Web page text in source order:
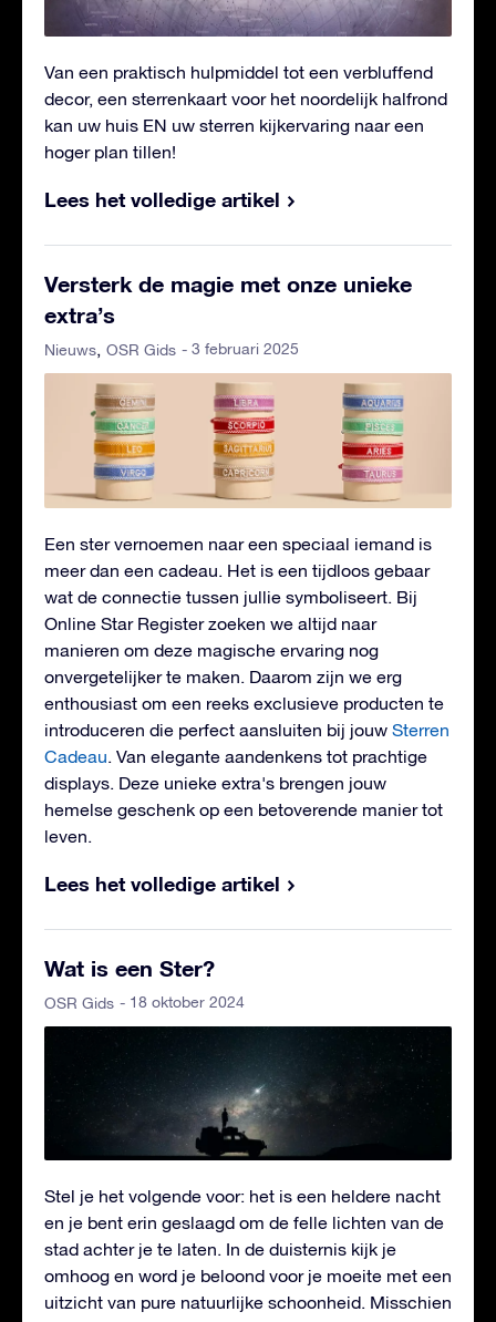
Van een praktisch hulpmiddel tot een verbluffend
decor, een sterrenkaart voor het noordelijk halfrond
kan uw huis EN uw sterren kijkervaring naar een
hoger plan tillen!
Lees het volledige artikel
Versterk de magie met onze unieke
extra’s
Nieuws OSR Gids - 3 februari 2025
Een ster vernoemen naar een speciaal iemand is
meer dan een cadeau. Het is een tijdloos gebaar
wat de connectie tussen jullie symboliseert. Bij
Online Star Register zoeken we altijd naar
manieren om deze magische ervaring nog
onvergetelijker te maken. Daarom zijn we erg
enthousiast om een reeks exclusieve producten te
introduceren die perfect aansluiten bij jouw Sterren
Cadeau . Van elegante aandenkens tot prachtige
displays. Deze unieke extra's brengen jouw
hemelse geschenk op een betoverende manier tot
leven.
Lees het volledige artikel
Wat is een Ster?
OSR Gids - 18 oktober 2024
Stel je het volgende voor: het is een heldere nacht
en je bent erin geslaagd om de felle lichten van de
stad achter je te laten. In de duisternis kijk je
omhoog en word je beloond voor je moeite met een
uitzicht van pure natuurlijke schoonheid. Misschien